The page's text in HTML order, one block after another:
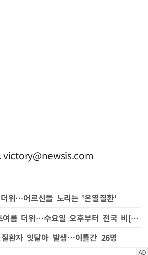
victory@newsis.com
위…어르신들 노리는 '온열질환'
월·화 30도 안팎 초여름 더위…수요일 오후부터 전국 비[이주의 날씨]
환자 잇달아 발생…이틀간 26명